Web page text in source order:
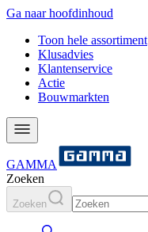
Ga naar hoofdinhoud
Toon hele assortiment
Klusadvies
Klantenservice
Actie
Bouwmarkten
GAMMA
Zoeken
Zoeken